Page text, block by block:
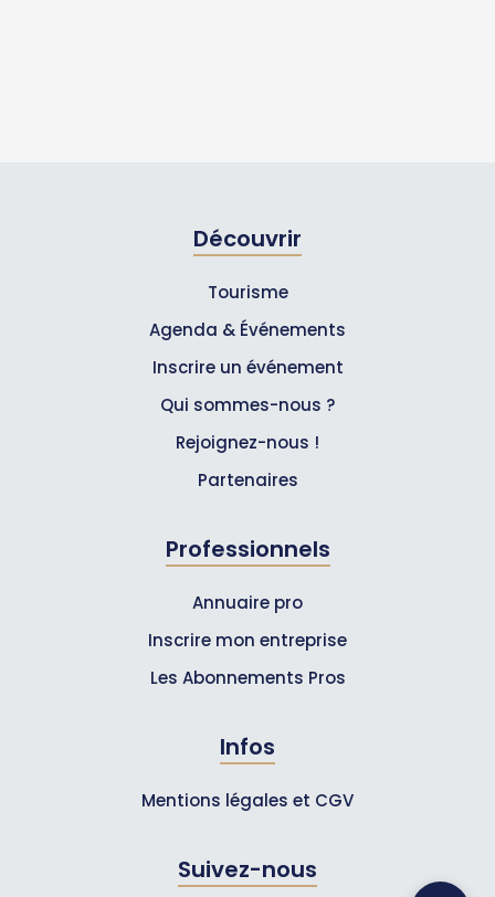
Découvrir
Tourisme
Agenda & Événements
Inscrire un événement
Qui sommes-nous ?
Rejoignez-nous !
Partenaires
Professionnels
Annuaire pro
Inscrire mon entreprise
Les Abonnements Pros
Infos
Mentions légales et CGV
Suivez-nous